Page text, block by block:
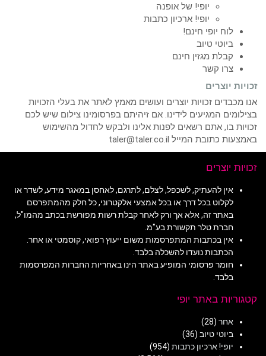
יופי! של אופנה
יופי! ארכיון כתבות
לוח יופי חינם!
ביוטי טיוב
קבלת מגזין חינם
צרו קשר
זכויות יוצרים
אנו מכבדים זכויות יוצרים ועושים מאמץ לאתר את בעלי הזכויות
בצילומים המגיעים לידינו. אם זיהיתם בפרסומינו צילום שיש לכם
זכויות בו, אתם רשאים לפנות אלינו ולבקש לחדול מהשימוש
באמצעות כתובת המייל taler@taler.co.il
זכויות יוצרים
אין להעתיק, לשכפל, לצלם, לתרגם, לאחסן במאגר מידע, לשדר או
לקלוט בכל דרך או בכל אמצעי אלקטרוני, כל חלק מהמתפרסם
באתר זה, אלא אך ורק לאחר קבלת רשות מפורשת בכתב מהמו"ל,
חברת טלר תקשורת בע"מ.
אין בכתבות המתפרסמות משום ייעוץ רפואי, קוסמטי או אחר.
הכתבות נועדו להשכלה בלבד.
חומר פרסומי המופיע באתר הינו באחריות החברות המפרסמות
בלבד.
קטגוריות באתר יופי
אחר (28)
ביוטי טיוב (36)
יופי! ארכיון כתבות (954)